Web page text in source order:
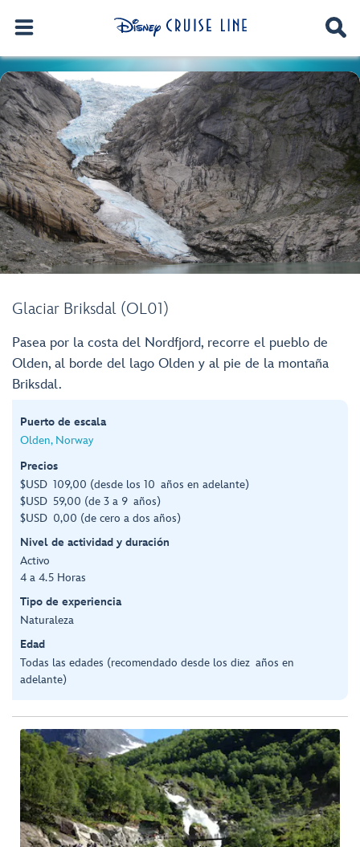
Glaciar Briksdal (OL01)
Pasea por la costa del Nordfjord, recorre el pueblo de
Olden, al borde del lago Olden y al pie de la montaña
Briksdal.
Puerto de escala
Olden, Norway
Precios
$USD 109,00 (desde los 10 años en adelante)
$USD 59,00 (de 3 a 9 años)
$USD 0,00 (de cero a dos años)
Nivel de actividad y duración
Activo
4 a 4.5 Horas
Tipo de experiencia
Naturaleza
Edad
Todas las edades (recomendado desde los diez años en
adelante)